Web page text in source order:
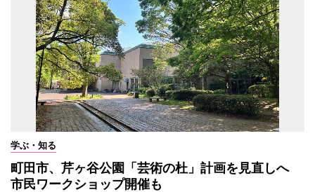
学ぶ・知る
町田市、芹ヶ谷公園「芸術の杜」計画を見直しへ
市民ワークショップ開催も